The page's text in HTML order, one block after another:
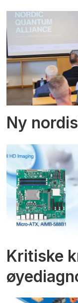
Ny
Kritiske